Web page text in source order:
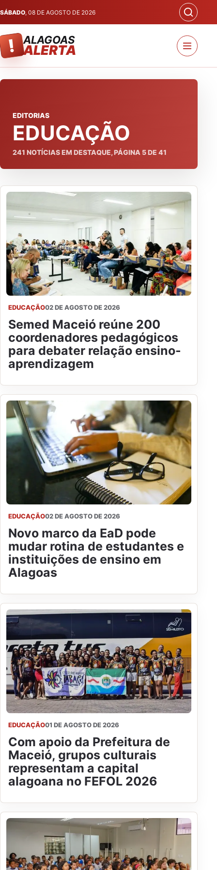
SÁBADO, 08 DE AGOSTO DE 2026
! ALAGOAS
ALERTA
EDITORIAS
EDUCAÇÃO
241 NOTÍCIAS EM DESTAQUE, PÁGINA 5DE 41
EDUCAÇÃO02 DE AGOSTO DE 2026
Semed Maceió reúne 200
coordenadores pedagógicos
para debater relação ensino-
aprendizagem
EDUCAÇÃO02 DE AGOSTO DE 2026
Novo marco da EaD pode
mudar rotina de estudantes e
instituições de ensino em
Alagoas
EDUCAÇÃO01 DE AGOSTO DE 2026
Com apoio da Prefeitura de
Maceió, grupos culturais
representam a capital
alagoana no FEFOL 2026